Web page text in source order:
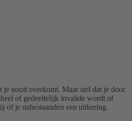
je nooit overkomt. Maar stel dat je door
of gedeeltelijk invalide wordt of
of je nabestaanden een uitkering.